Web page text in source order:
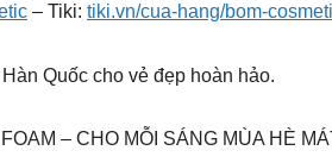
– Tiki: tiki.vn/cua-hang/bom-
Quốc cho vẻ đẹp hoàn hảo.
– CHO MỖI SÁNG MÙA HÈ